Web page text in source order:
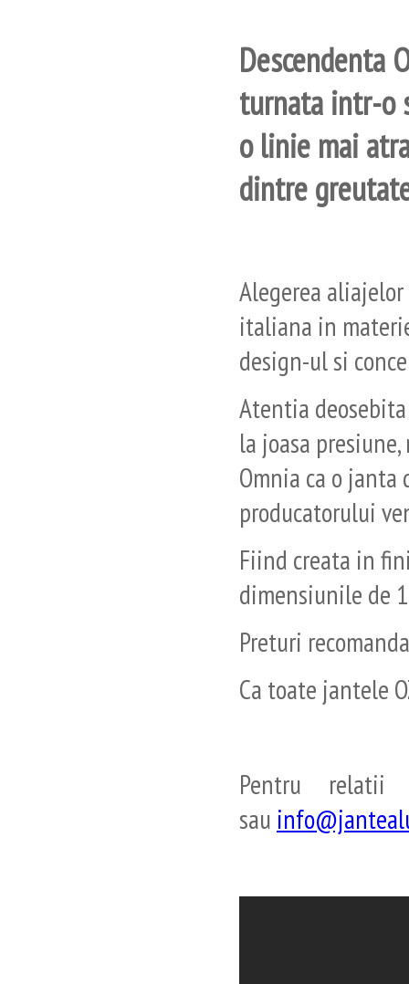
Descendenta
turnata intr-o
o linie mai
dintre
Alegerea
italiana in
design-ul si
Atentia
la joasa
Omnia ca o
producatorului
Fiind creata in
dimensiunile de
Preturi
Ca toate jantele
Pentru
sau